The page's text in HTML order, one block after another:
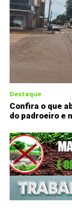
Destaque
Confira o que
do padroeiro e